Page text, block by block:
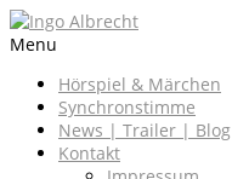
Menu
Hörspiel & Märchen
Synchronstimme
News | Trailer | Blog
Kontakt